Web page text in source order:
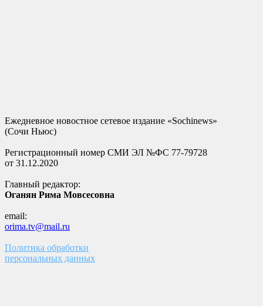
Ежедневное новостное сетевое издание «Sochinews»
(Сочи Ньюс)
Регистрационный номер СМИ ЭЛ №ФС 77-79728
от 31.12.2020
Главный редактор:
Оганян Рима Мовсесовна
email:
orima.tv@mail.ru
Политика обработки
персональных данных